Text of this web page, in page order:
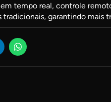
tempo real, controle
garantindo mais